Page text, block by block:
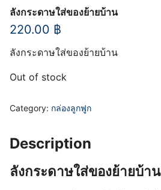
ลังกระดาษใส่ของย้ายบ้าน
220.00 ฿
ลังกระดาษใส่ของย้ายบ้าน
Out of stock
Category: กล่องลูกฟูก
Description
ลังกระดาษใส่ของย้ายบ้าน